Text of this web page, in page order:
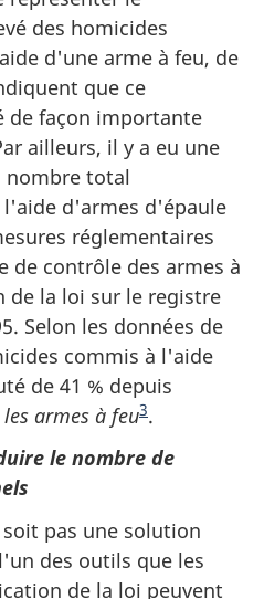
des homicides
d'une arme à feu, de
que ce
de façon importante
ailleurs, il y a eu une
nombre total
d'armes d'épaule
réglementaires
de contrôle des armes à
de la loi sur le registre
Selon les données de
commis à l'aide
de 41 % depuis
armes à feu3.
le nombre de
pas une solution
des outils que les
de la loi peuvent